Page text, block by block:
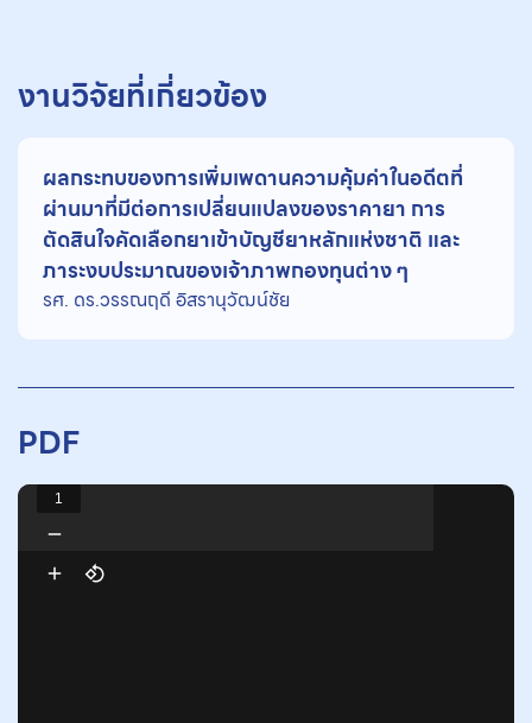
งานวิจัยที่เกี่ยวข้อง
ผลกระทบของการเพิ่มเพดานความคุ้มค่าในอดีตที่
ผ่านมาที่มีต่อการเปลี่ยนแปลงของราคายา การ
ตัดสินใจคัดเลือกยาเข้าบัญชียาหลักแห่งชาติ และ
ภาระงบประมาณของเจ้าภาพกองทุนต่าง ๆ
รศ. ดร.วรรณฤดี อิสรานุวัฒน์ชัย
PDF